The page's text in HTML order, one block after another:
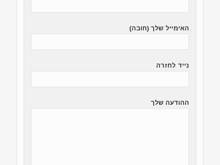
האימייל שלך (חובה)
נייד לחזרה
ההודעה שלך